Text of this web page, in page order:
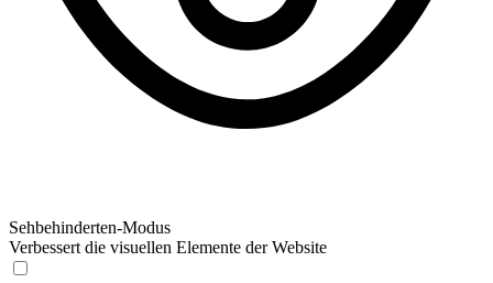
Sehbehinderten-Modus
Verbessert die visuellen Elemente der Website